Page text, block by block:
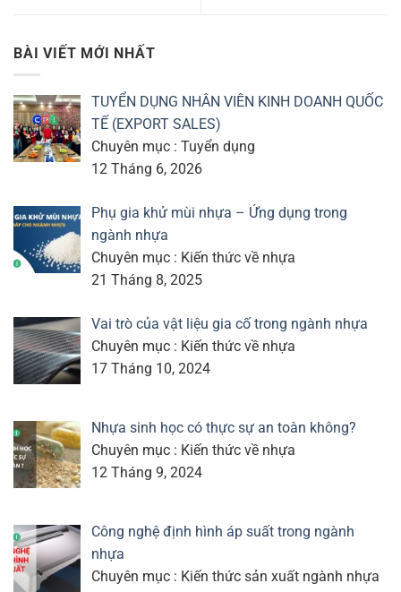
BÀI VIẾT MỚI NHẤT
TUYỂN DỤNG NHÂN VIÊN KINH DOANH QUỐC
TẾ (EXPORT SALES)
Chuyên mục : Tuyển dụng
12 Tháng 6, 2026
Phụ gia khử mùi nhựa – Ứng dụng trong
ngành nhựa
Chuyên mục : Kiến thức về nhựa
21 Tháng 8, 2025
Vai trò của vật liệu gia cố trong ngành nhựa
Chuyên mục : Kiến thức về nhựa
17 Tháng 10, 2024
Nhựa sinh học có thực sự an toàn không?
Chuyên mục : Kiến thức về nhựa
12 Tháng 9, 2024
Công nghệ định hình áp suất trong ngành
nhựa
Chuyên mục : Kiến thức sản xuất ngành nhựa